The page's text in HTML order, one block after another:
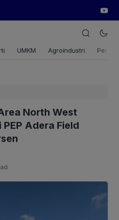
UMKM Agroindustri
North West
Adera Field